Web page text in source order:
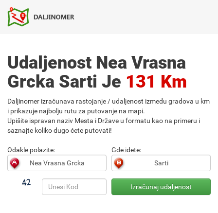
Udaljenost Nea Vrasna
Grcka Sarti Je 131 Km
Daljinomer izračunava rastojanje / udaljenost između gradova u km
i prikazuje najbolju rutu za putovanje na mapi.
Upišite ispravan naziv Mesta i Države u formatu kao na primeru i
saznajte koliko dugo ćete putovati!
Odakle polazite: Gde idete: